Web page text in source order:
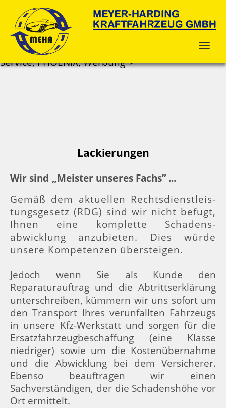
Heyer-Harding, Kraftfahrzeug, Kfz,
Meisterbetriebe, Meisterwerkstätten, Jobangebot,
Stellenanzeige, Stellenangebot, Reparaturen,
Nutzfahrzeug, Fahrzeugmarken,
Nutzfahrzeugmarken, Leipziger Straße,
Wettbergen, Anfahrsskizzen, Öffnungszeiten,
Service, PHOENIX, Werbung">
Lackierungen
Wir sind „Meister unseres Fachs” ...
Gemäß dem aktuellen Rechtsdienstleis-
tungsgesetz (RDG) sind wir nicht befugt,
Ihnen eine komplette Schadens-
abwicklung anzubieten. Dies würde
unsere Kompetenzen übersteigen.
Jedoch wenn Sie als Kunde den
Reparaturauftrag und die Abtrittserklärung
unterschreiben, kümmern wir uns sofort um
den Transport Ihres verunfallten Fahrzeugs
in unsere Kfz-Werkstatt und sorgen für die
Ersatzfahrzeugbeschaffung (eine Klasse
niedriger) sowie um die Kostenübernahme
und die Abwicklung bei dem Versicherer.
Ebenso beauftragen wir einen
Sachverständigen, der die Schadenshöhe vor
Ort ermittelt.